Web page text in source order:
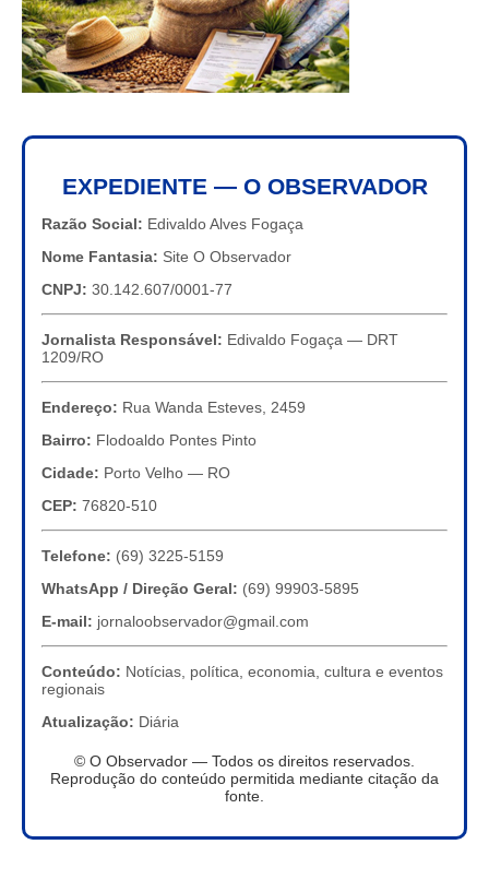
EXPEDIENTE — O OBSERVADOR
Razão Social: Edivaldo Alves Fogaça
Nome Fantasia: Site O Observador
CNPJ: 30.142.607/0001-77
Jornalista Responsável: Edivaldo Fogaça — DRT
1209/RO
Endereço: Rua Wanda Esteves, 2459
Bairro: Flodoaldo Pontes Pinto
Cidade: Porto Velho — RO
CEP: 76820-510
Telefone: (69) 3225-5159
WhatsApp / Direção Geral: (69) 99903-5895
E-mail: jornaloobservador@gmail.com
Conteúdo: Notícias, política, economia, cultura e eventos
regionais
Atualização: Diária
© O Observador — Todos os direitos reservados.
Reprodução do conteúdo permitida mediante citação da
fonte.